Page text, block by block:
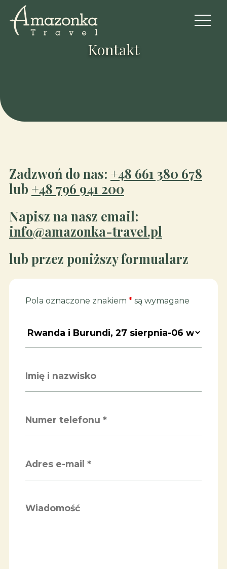
Otwórz
Kontakt
Zadzwoń do nas: +48 661 380 678
lub +48 796 941 200
Napisz na nasz email:
info@amazonka-travel.pl
lub przez poniższy formualarz
Pola oznaczone znakiem *są wymagane